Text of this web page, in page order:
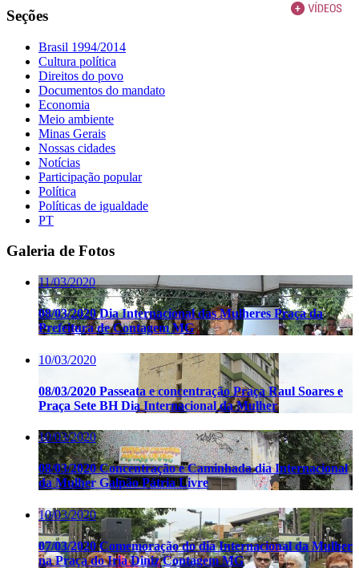
Seções
Brasil 1994/2014
Cultura política
Direitos do povo
Documentos do mandato
Economia
Meio ambiente
Minas Gerais
Nossas cidades
Notícias
Participação popular
Política
Políticas de igualdade
PT
Galeria de Fotos
11/03/2020
08/03/2020 Dia Internacional das Mulheres Praça da
Prefeitura de Contagem MG
10/03/2020
08/03/2020 Passeata e concentração Praça Raul Soares e
Praça Sete BH Dia Internacional da Mulher
10/03/2020
08/03/2020 Concentração e Caminhada dia Internacional
da Mulher Galpão Pátria Livre
10/03/2020
07/03/2020 Comemoração do dia Internacional da Mulher
na Praça do Iria Diniz Contagem MG